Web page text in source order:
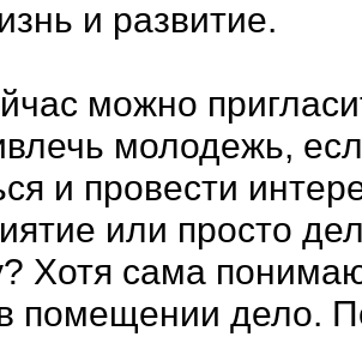
и развитие.
можно
молодежь,
и провести
или просто
Хотя сама
помещении дело.